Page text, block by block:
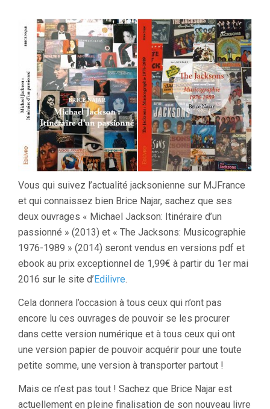
Vous qui suivez l’actualité jacksonienne sur MJFrance
et qui connaissez bien Brice Najar, sachez que ses
deux ouvrages « Michael Jackson: Itinéraire d’un
passionné » (2013) et « The Jacksons: Musicographie
1976-1989 » (2014) seront vendus en versions pdf et
ebook au prix exceptionnel de 1,99€ à partir du 1er mai
2016 sur le site d’Edilivre.
Cela donnera l’occasion à tous ceux qui n’ont pas
encore lu ces ouvrages de pouvoir se les procurer
dans cette version numérique et à tous ceux qui ont
une version papier de pouvoir acquérir pour une toute
petite somme, une version à transporter partout !
Mais ce n’est pas tout ! Sachez que Brice Najar est
actuellement en pleine finalisation de son nouveau livre